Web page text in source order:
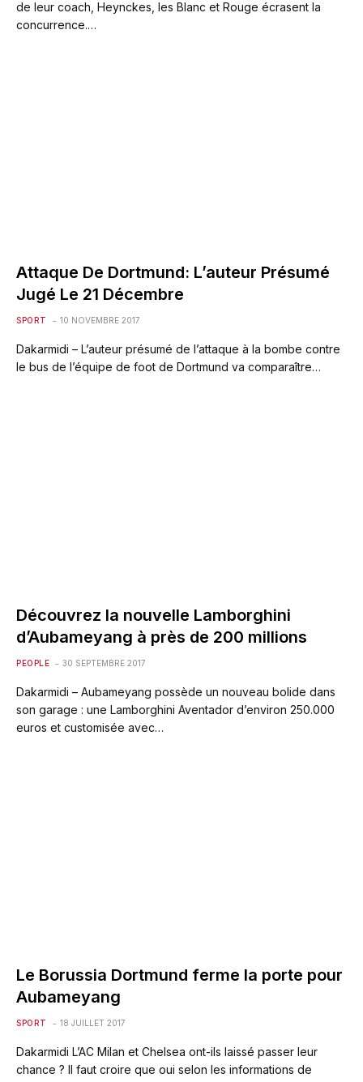
de leur coach, Heynckes, les Blanc et Rouge écrasent la
concurrence.…
Attaque De Dortmund: L’auteur Présumé
Jugé Le 21 Décembre
SPORT 10 NOVEMBRE 2017
Dakarmidi – L’auteur présumé de l’attaque à la bombe contre
le bus de l’équipe de foot de Dortmund va comparaître…
Découvrez la nouvelle Lamborghini
d’Aubameyang à près de 200 millions
PEOPLE 30 SEPTEMBRE 2017
Dakarmidi – Aubameyang possède un nouveau bolide dans
son garage : une Lamborghini Aventador d’environ 250.000
euros et customisée avec…
Le Borussia Dortmund ferme la porte pour
Aubameyang
SPORT 18 JUILLET 2017
Dakarmidi L’AC Milan et Chelsea ont-ils laissé passer leur
chance ? Il faut croire que oui selon les informations de